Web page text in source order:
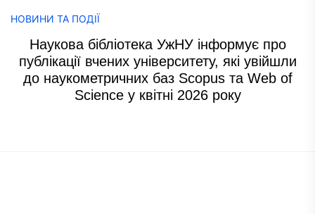
НОВИНИ ТА ПОДІЇ
Наукова бібліотека УжНУ інформує про
публікації вчених університету, які увійшли
до наукометричних баз Scopus та Web of
Science у квітні 2026 року